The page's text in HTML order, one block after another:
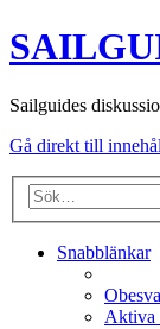
Sailguides
Gå direkt till
Snabblänkar
Aktiva